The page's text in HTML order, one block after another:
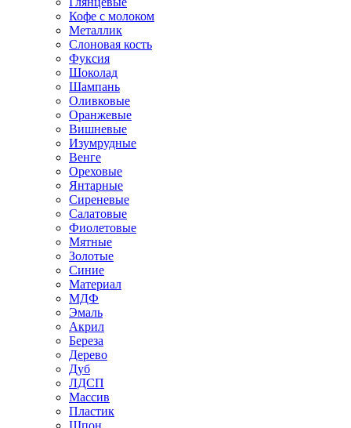
Кофе с молоком
Металлик
Слоновая кость
Фуксия
Шоколад
Шампань
Оливковые
Оранжевые
Вишневые
Изумрудные
Венге
Ореховые
Янтарные
Сиреневые
Салатовые
Фиолетовые
Мятные
Золотые
Синие
Материал
МДФ
Эмаль
Акрил
Береза
Дерево
Дуб
ЛДСП
Массив
Пластик
Шпон